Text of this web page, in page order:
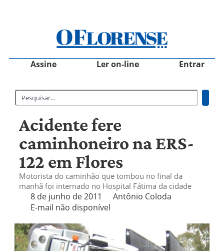
Assine Ler on-line Entrar
Acidente fere
caminhoneiro na ERS-
122 em Flores
Motorista do caminhão que tombou no final da
manhã foi internado no Hospital Fátima da cidade
8 de junho de 2011
Antônio Coloda
E-mail não disponível